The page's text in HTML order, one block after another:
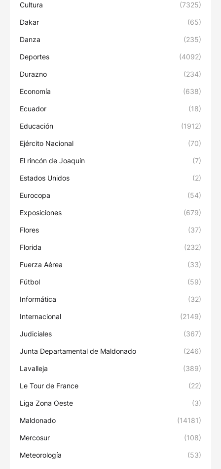
Cultura (7325)
Dakar (65)
Danza (235)
Deportes (4092)
Durazno (234)
Economía (638)
Ecuador (18)
Educación (1912)
Ejército Nacional (70)
El rincón de Joaquín (7)
Estados Unidos (2)
Eurocopa (54)
Exposiciones (679)
Flores (37)
Florida (232)
Fuerza Aérea (33)
Fútbol (59)
Informática (32)
Internacional (2149)
Judiciales (367)
Junta Departamental de Maldonado (246)
Lavalleja (389)
Le Tour de France (22)
Liga Zona Oeste (3)
Maldonado (14181)
Mercosur (108)
Meteorología (53)